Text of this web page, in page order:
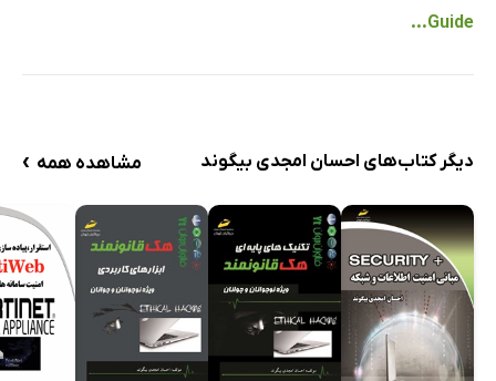
Guide...
دیگر کتاب‌های احسان امجدی بیگوند مشاهده همه ›